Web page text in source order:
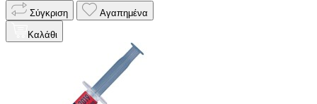
Σύγκριση Αγαπημένα
Καλάθι